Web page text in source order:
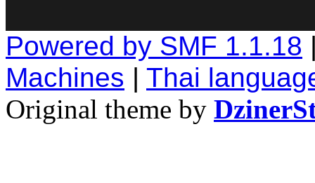
Powered by SMF 1.1.18
Machines | Thai
Original theme by